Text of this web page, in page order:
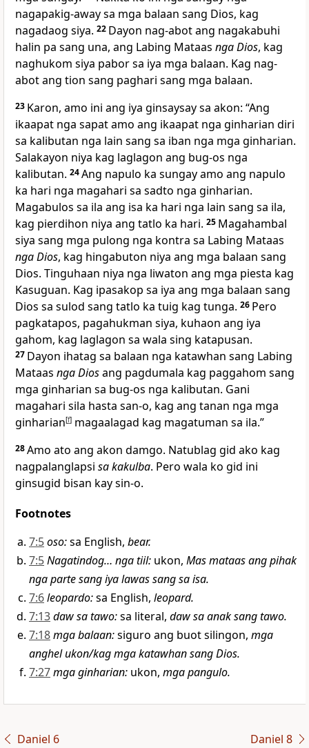
nagapakig-away sa mga balaan sang Dios, kag
nagadaog siya. 22 Dayon nag-abot ang nagakabuhi
halin pa sang una, ang Labing Mataas nga Dios, kag
naghukom siya pabor sa iya mga balaan. Kag nag-
abot ang tion sang paghari sang mga balaan.
23 Karon, amo ini ang iya ginsaysay sa akon: “Ang
ikaapat nga sapat amo ang ikaapat nga ginharian diri
sa kalibutan nga lain sang sa iban nga mga ginharian.
Salakayon niya kag laglagon ang bug-os nga
kalibutan. 24Ang napulo ka sungay amo ang napulo
ka hari nga magahari sa sadto nga ginharian.
Magabulos sa ila ang isa ka hari nga lain sang sa ila,
kag pierdihon niya ang tatlo ka hari. 25 Magahambal
siya sang mga pulong nga kontra sa Labing Mataas
nga Dios, kag hingabuton niya ang mga balaan sang
Dios. Tinguhaan niya nga liwaton ang mga piesta kag
Kasuguan. Kag ipasakop sa iya ang mga balaan sang
Dios sa sulod sang tatlo ka tuig kag tunga. 26 Pero
pagkatapos, pagahukman siya, kuhaon ang iya
gahom, kag laglagon sa wala sing katapusan.
27 Dayon ihatag sa balaan nga katawhan sang Labing
Mataas nga Diosang pagdumala kag paggahom sang
mga ginharian sa bug-os nga kalibutan. Gani
magahari sila hasta san-o, kag ang tanan nga mga
ginharian[f] magaalagad kag magatuman sa ila.”
28Amo ato ang akon damgo. Natublag gid ako kag
nagpalanglapsi sa kakulba. Pero wala ko gid ini
ginsugid bisan kay sin-o.
Footnotes
7:5oso:sa English, bear.
7:5Nagatindog… nga tiil: ukon, Mas mataas ang pihak
nga parte sang iya lawas sang sa isa.
7:6leopardo:sa English, leopard.
7:13daw sa tawo:sa literal, daw sa anak sang tawo.
7:18mga balaan:siguro ang buot silingon, mga
anghel ukon/kag mga katawhan sang Dios.
7:27mga ginharian: ukon, mga pangulo.
Daniel 6 Daniel 8